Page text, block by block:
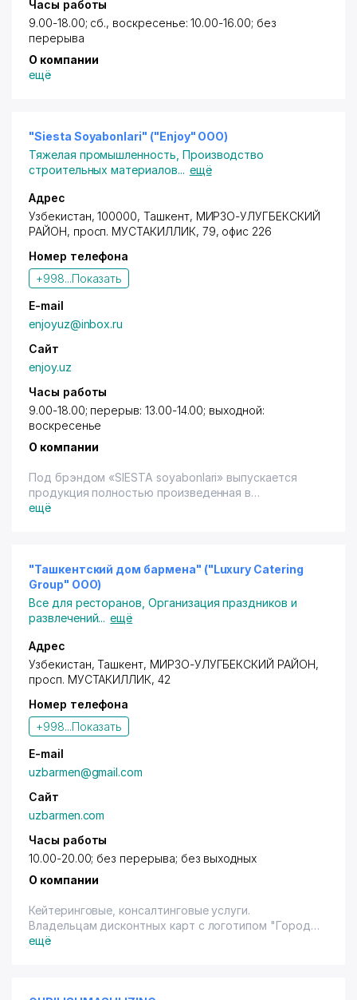
Часы работы
9.00-18.00; сб., воскресенье: 10.00-16.00; без
перерыва
О компании
ещё
"Siesta Soyabonlari" ("Enjoy" ООО)
Тяжелая промышленность Производство
строительных материалов... ещё
Адрес
Узбекистан, 100000, Ташкент, МИРЗО-УЛУГБЕКСКИЙ
РАЙОН, просп. МУСТАКИЛЛИК, 79, офис 226
Номер телефона
+998...Показать
E-mail
enjoyuz@inbox.ru
Сайт
enjoy.uz
Часы работы
9.00-18.00; перерыв: 13.00-14.00; выходной:
воскресенье
О компании
Под брэндом «SIESTA soyabonlari» выпускается
продукция полностью произведенная в
Узбекистане: выдвижные солнцезащитные
ещё
"Ташкентский дом бармена" ("Luxury Catering
Group" ООО)
Все для ресторанов ,Организация праздников и
развлечений... ещё
Адрес
Узбекистан,Ташкент, МИРЗО-УЛУГБЕКСКИЙ РАЙОН,
просп. МУСТАКИЛЛИК, 42
Номер телефона
+998...Показать
E-mail
uzbarmen@gmail.com
Сайт
uzbarmen.com
Часы работы
10.00-20.00; без перерыва; без выходных
О компании
Кейтеринговые, консалтинговые услуги.
Владельцам дисконтных карт с логотипом "Город
Скидок" предоставляется cкидка в размере 20%
ещё